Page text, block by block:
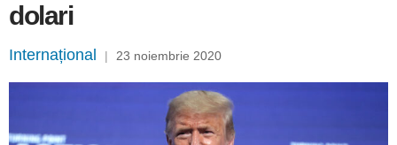
dolari
Internațional | 23 noiembrie 2020